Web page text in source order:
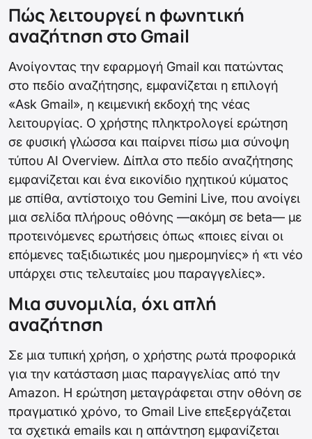
Πώς λειτουργεί η φωνητική
αναζήτηση στο Gmail
Ανοίγοντας την εφαρμογή Gmail και πατώντας
στο πεδίο αναζήτησης, εμφανίζεται η επιλογή
«Ask Gmail», η κειμενική εκδοχή της νέας
λειτουργίας. Ο χρήστης πληκτρολογεί ερώτηση
σε φυσική γλώσσα και παίρνει πίσω μια σύνοψη
τύπου AI Overview. Δίπλα στο πεδίο αναζήτησης
εμφανίζεται και ένα εικονίδιο ηχητικού κύματος
με σπίθα, αντίστοιχο του Gemini Live, που ανοίγει
μια σελίδα πλήρους οθόνης —ακόμη σε beta— με
προτεινόμενες ερωτήσεις όπως «ποιες είναι οι
επόμενες ταξιδιωτικές μου ημερομηνίες» ή «τι νέο
υπάρχει στις τελευταίες μου παραγγελίες».
Μια συνομιλία, όχι απλή
αναζήτηση
Σε μια τυπική χρήση, ο χρήστης ρωτά προφορικά
για την κατάσταση μιας παραγγελίας από την
Amazon. Η ερώτηση μεταγράφεται στην οθόνη σε
πραγματικό χρόνο, το Gmail Live επεξεργάζεται
τα σχετικά emails και η απάντηση εμφανίζεται